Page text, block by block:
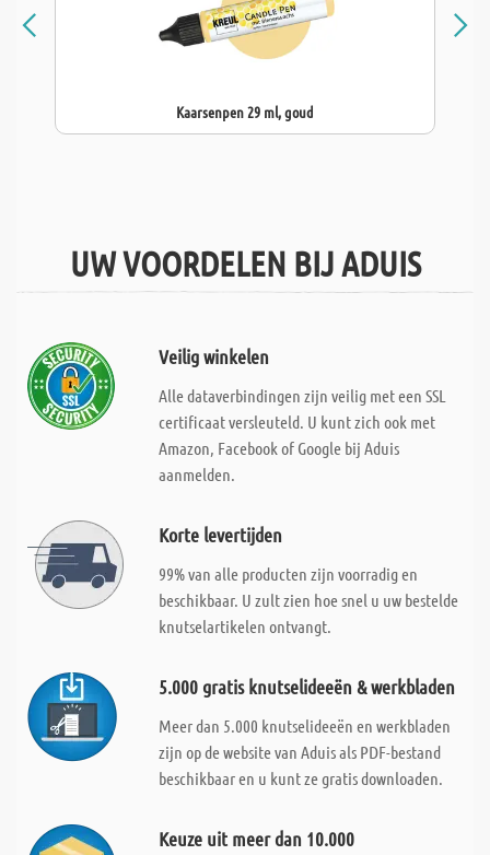
Kaarsenpen 29 ml, goud
UW VOORDELEN BIJ ADUIS
Veilig winkelen
Alle dataverbindingen zijn veilig met een SSL
certificaat versleuteld. U kunt zich ook met
Amazon, Facebook of Google bij Aduis
aanmelden.
Korte levertijden
99% van alle producten zijn voorradig en
beschikbaar. U zult zien hoe snel u uw bestelde
knutselartikelen ontvangt.
5.000 gratis knutselideeën & werkbladen
Meer dan 5.000 knutselideeën en werkbladen
zijn op de website van Aduis als PDF-bestand
beschikbaar en u kunt ze gratis downloaden.
Keuze uit meer dan 10.000